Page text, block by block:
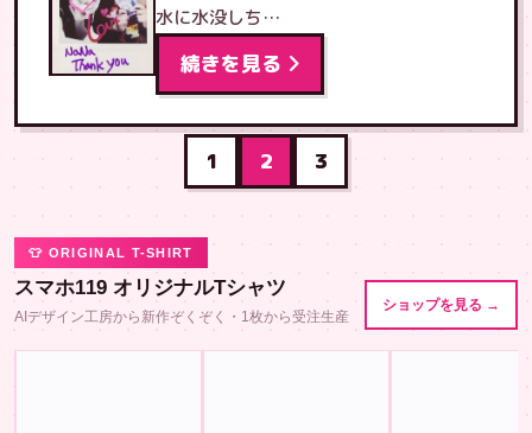
水に水没しち…
続きを見る
1 2 3
👕 ORIGINAL T-SHIRT
スマホ119 オリジナルTシャツ
AIデザイン工房から新作ぞくぞく・1枚から受注生産
ショップを見る →